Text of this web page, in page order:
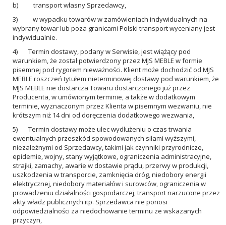
b)
transport własny Sprzedawcy,
3)
w wypadku towarów w zamówieniach indywidualnych na
wybrany towar lub poza granicami Polski transport wyceniany jest
indywidualnie.
4) Termin dostawy, podany w Serwisie, jest wiążący pod
warunkiem, że został potwierdzony przez MJS MEBLE w formie
pisemnej pod rygorem nieważności. Klient może dochodzić od MJS
MEBLE roszczeń tytułem nieterminowej dostawy pod warunkiem, że
MJS MEBLE nie dostarcza Towaru dostarczonego już przez
Producenta, w umówionym terminie, a także w dodatkowym
terminie, wyznaczonym przez Klienta w pisemnym wezwaniu, nie
krótszym niż 14 dni od doręczenia dodatkowego wezwania,
5) Termin dostawy może ulec wydłużeniu o czas trwania
ewentualnych przeszkód spowodowanych siłami wyższymi,
niezależnymi od Sprzedawcy, takimi jak czynniki przyrodnicze,
epidemie, wojny, stany wyjątkowe, ograniczenia administracyjne,
strajki, zamachy, awarie w dostawie prądu, przerwy w produkcji,
uszkodzenia w transporcie, zamknięcia dróg, niedobory energii
elektrycznej, niedobory materiałów i surowców, ograniczenia w
prowadzeniu działalności gospodarczej, transport narzucone przez
akty władz publicznych itp. Sprzedawca nie ponosi
odpowiedzialności za niedochowanie terminu ze wskazanych
przyczyn,